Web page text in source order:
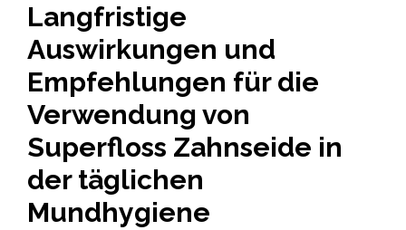
Langfristige
Auswirkungen und
Empfehlungen für die
Verwendung von
Superfloss Zahnseide in
der täglichen
Mundhygiene